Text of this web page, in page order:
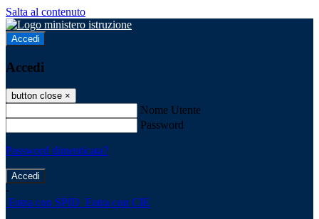
Salta al contenuto
Accedi
Accedi
button close ×
Nome Utente
Password
Password dimenticata?
-
Entra con SPID Entra con CIE